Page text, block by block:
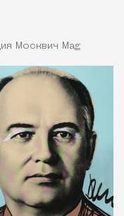
Москвич Mag